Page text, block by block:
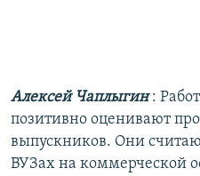
Алексей Чаплыгин:
позитивно оценивают
выпускников. Они
ВУЗах на коммерческой